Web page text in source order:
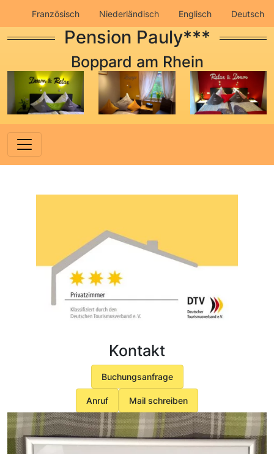
Französisch Niederländisch Englisch Deutsch
Impressum Datenschutz
Pension Pauly***
Boppard am Rhein
Kontakt
Buchungsanfrage
Anruf Mail schreiben